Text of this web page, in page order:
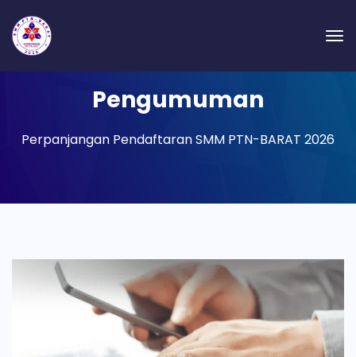
Pengumuman
Perpanjangan Pendaftaran SMM PTN-BARAT 2026